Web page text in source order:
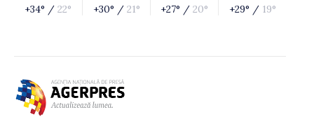
+34° / 22° +30° / 21° +27° / 20° +29° / 19°